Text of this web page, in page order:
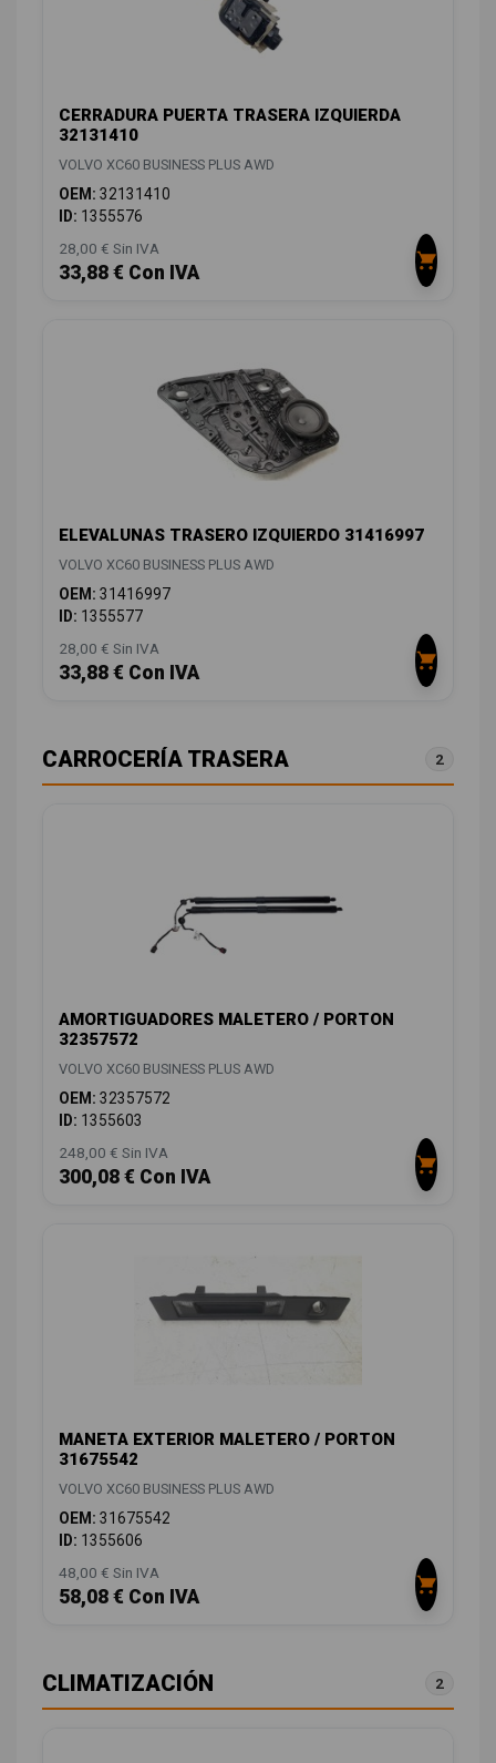
CERRADURA PUERTA TRASERA IZQUIERDA
32131410
VOLVO XC60 BUSINESS PLUS AWD
OEM: 32131410
ID: 1355576
28,00 € Sin IVA
33,88 € Con IVA
ELEVALUNAS TRASERO IZQUIERDO 31416997
VOLVO XC60 BUSINESS PLUS AWD
OEM: 31416997
ID: 1355577
28,00 € Sin IVA
33,88 € Con IVA
CARROCERÍA TRASERA 2
AMORTIGUADORES MALETERO / PORTON
32357572
VOLVO XC60 BUSINESS PLUS AWD
OEM: 32357572
ID: 1355603
248,00 € Sin IVA
300,08 € Con IVA
MANETA EXTERIOR MALETERO / PORTON
31675542
VOLVO XC60 BUSINESS PLUS AWD
OEM: 31675542
ID: 1355606
48,00 € Sin IVA
58,08 € Con IVA
CLIMATIZACIÓN 2